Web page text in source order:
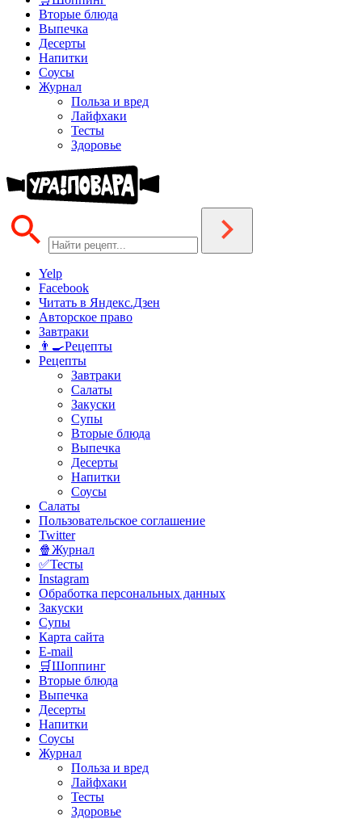
Вторые блюда
Выпечка
Десерты
Напитки
Соусы
Журнал
Польза и вред
Лайфхаки
Тесты
Здоровье
Yelp
Facebook
Читать в Яндекс.Дзен
Авторское право
Завтраки
👨‍🍳Рецепты
Рецепты
Завтраки
Салаты
Закуски
Супы
Вторые блюда
Выпечка
Десерты
Напитки
Соусы
Салаты
Пользовательское соглашение
Twitter
🍿Журнал
✅Тесты
Instagram
Обработка персональных данных
Закуски
Супы
Карта сайта
E-mail
🛒Шоппинг
Вторые блюда
Выпечка
Десерты
Напитки
Соусы
Журнал
Польза и вред
Лайфхаки
Тесты
Здоровье